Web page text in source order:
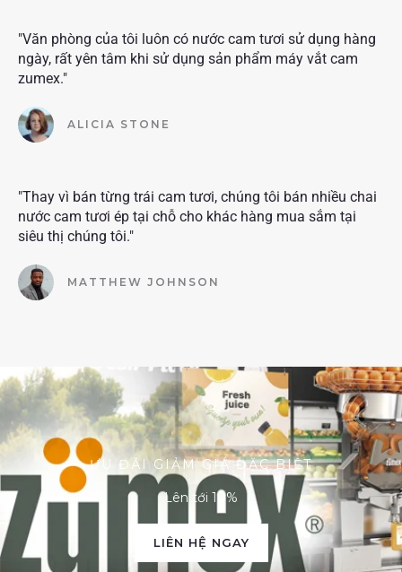
"Văn phòng của tôi luôn có nước cam tươi sử dụng hàng
ngày, rất yên tâm khi sử dụng sản phẩm máy vắt cam
zumex."
ALICIA STONE
"Thay vì bán từng trái cam tươi, chúng tôi bán nhiều chai
nước cam tươi ép tại chỗ cho khác hàng mua sắm tại
siêu thị chúng tôi."
MATTHEW JOHNSON
ƯU ĐÃI GIẢM GIÁ ĐẶC BIỆT
Lên tới 10%
LIÊN HỆ NGAY